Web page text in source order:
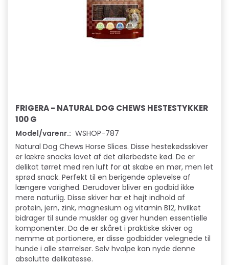
FRIGERA - NATURAL DOG CHEWS HESTESTYKKER
100 G
Model/varenr.: WSHOP-787
Natural Dog Chews Horse Slices. Disse hestekødsskiver
er lækre snacks lavet af det allerbedste kød. De er
delikat tørret med ren luft for at skabe en mør, men let
sprød snack. Perfekt til en berigende oplevelse af
længere varighed. Derudover bliver en godbid ikke
mere naturlig. Disse skiver har et højt indhold af
protein, jern, zink, magnesium og vitamin B12, hvilket
bidrager til sunde muskler og giver hunden essentielle
komponenter. Da de er skåret i praktiske skiver og
nemme at portionere, er disse godbidder velegnede til
hunde i alle størrelser. Selv hvalpe kan nyde denne
absolutte delikatesse.